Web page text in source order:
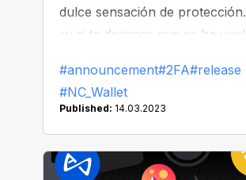
dulce sensación de
¿y si te decimos que se ha
#announcement#2FA#release
#NC_Wallet
Published: 14.03.2023